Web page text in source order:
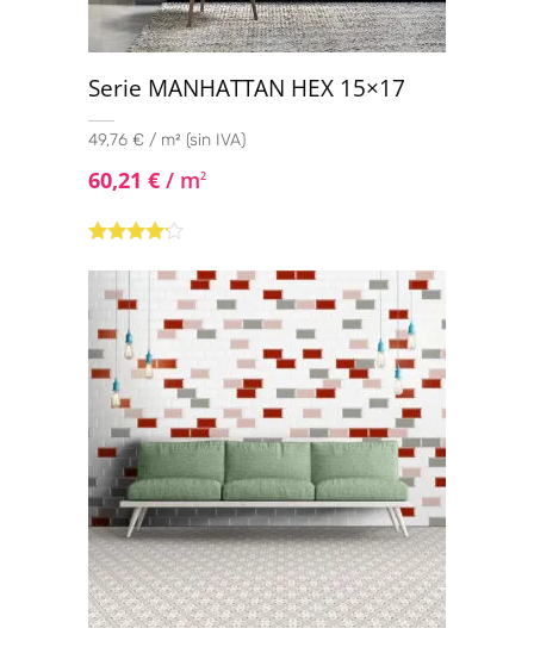
Serie MANHATTAN HEX 15×17
49,76 € / m² (sin IVA)
60,21 € / m2
con4.00
de 5